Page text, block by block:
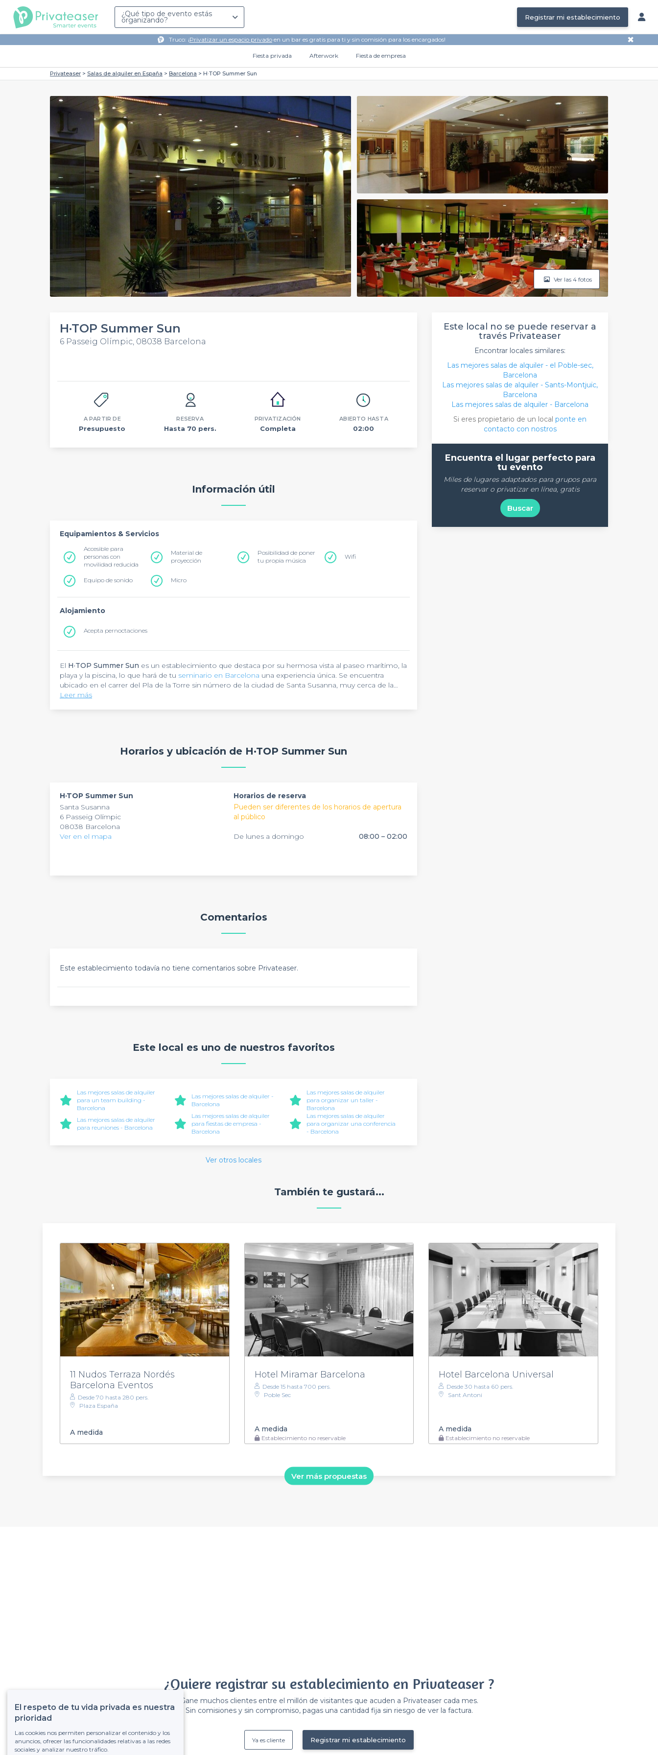
¿Qué tipo de evento estás
organizando? Registrar mi establecimiento
Truco: ¡Privatizar un espacio privadoen un bar es gratis para ti y sin comisión para los encargados! ✖
Fiesta privada Afterwork Fiesta de empresa
Privateaser Salas de alquiler en España Barcelona H·TOP Summer Sun
Ver las 4 fotos
H·TOP Summer Sun
6 Passeig Olímpic, 08038 Barcelona
A PARTIR DE
Presupuesto
RESERVA
Hasta 70 pers.
PRIVATIZACIÓN
Completa
ABIERTO HASTA
02:00
Información útil
Equipamientos & Servicios
Accesible para
personas con
movilidad reducida
Material de
proyección
Posibilidad de poner
tu propia música
Wifi
Equipo de sonido Micro
Alojamiento
Acepta pernoctaciones
El H·TOP Summer Sun es un establecimiento que destaca por su hermosa vista al paseo marítimo, la
playa y la piscina, lo que hará de tu seminario en Barcelona una experiencia única. Se encuentra
ubicado en el carrer del Pla de la Torre sin número de la ciudad de Santa Susanna, muy cerca de la
costa del Maresme, perteneciente a la provincia barcelonesa. Este recinto está disponible las 24
A pie de playa, también pueden optar por una celebración al aire libre, disfrutando del magnífico
H·TOP Summer Sun en Barcelona. Confía en el equipo de especialistas dePrivateaser
Leer más
Horarios y ubicación de H·TOP Summer Sun
H·TOP Summer Sun
Santa Susanna
6 Passeig Olímpic
08038 Barcelona
Ver en el mapa
Horarios de reserva
Pueden ser diferentes de los horarios de apertura
al público
De lunes a domingo 08:00 – 02:00
Comentarios
Este establecimiento todavía no tiene comentarios sobre Privateaser.
Este local es uno de nuestros favoritos
Las mejores salas de alquiler
para un team building -
Barcelona
Las mejores salas de alquiler -
Barcelona
Las mejores salas de alquiler
para organizar un taller -
Barcelona
Las mejores salas de alquiler
para reuniones - Barcelona
Las mejores salas de alquiler
para fiestas de empresa -
Barcelona
Las mejores salas de alquiler
para organizar una conferencia
- Barcelona
Ver otros locales
Este local no se puede reservar a
través Privateaser
Encontrar locales similares:
Las mejores salas de alquiler - el Poble-sec,
Barcelona
Las mejores salas de alquiler - Sants-Montjuïc,
Barcelona
Las mejores salas de alquiler - Barcelona
Si eres propietario de un local ponte en
contacto con nostros
Encuentra el lugar perfecto para
tu evento
Miles de lugares adaptados para grupos para
reservar o privatizar en línea, gratis
Buscar
También te gustará...
11 Nudos Terraza Nordés
Barcelona Eventos
Desde 70 hasta 280 pers.
Plaza España
A medida
Hotel Miramar Barcelona
Desde 15 hasta 700 pers.
Poble Sec
A medida
Establecimiento no reservable
Hotel Barcelona Universal
Desde 30 hasta 60 pers.
Sant Antoni
A medida
Establecimiento no reservable
Ver más propuestas
¿Quiere registrar su establecimiento en Privateaser ?
Gane muchos clientes entre el millón de visitantes que acuden a Privateaser cada mes.
Sin comisiones y sin compromiso, pagas una cantidad fija sin riesgo de ver la factura.
Registrar mi establecimiento
Ya es cliente
El respeto de tu vida privada es nuestra
prioridad
Las cookies nos permiten personalizar el contenido y los
anuncios, ofrecer las funcionalidades relativas a las redes
sociales y analizar nuestro tráfico.